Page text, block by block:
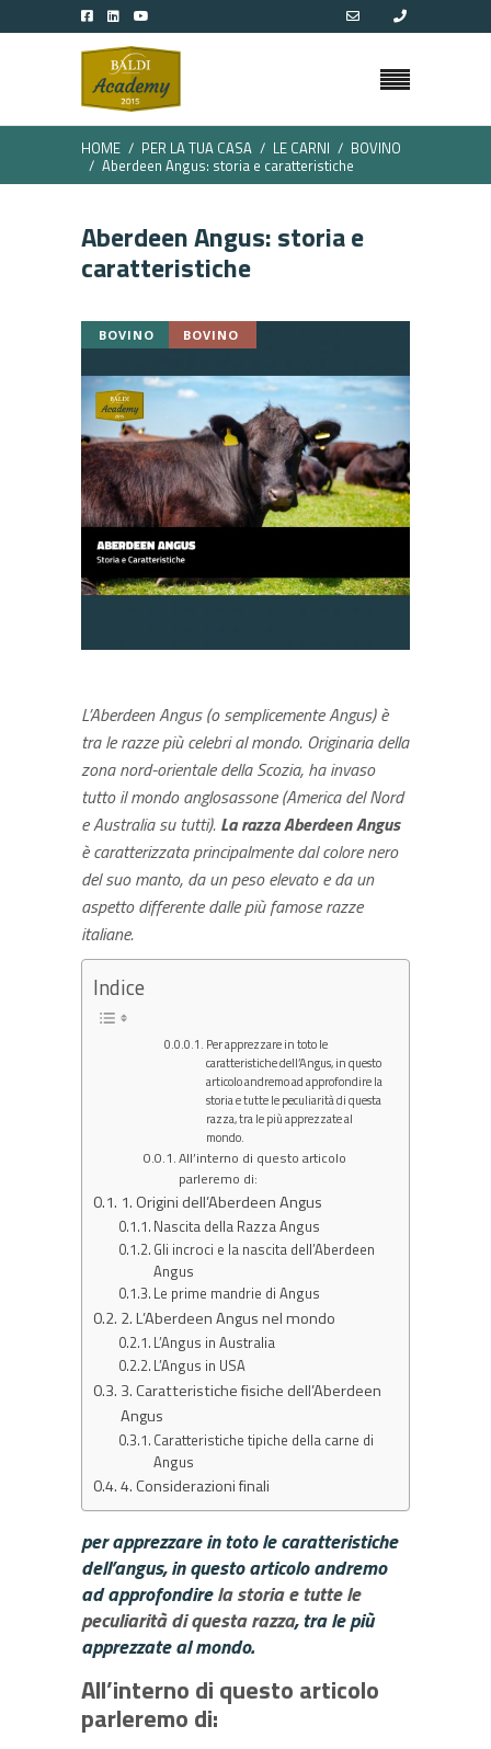
HOME PER LA TUA CASA LE CARNI
BOVINO
Aberdeen Angus: storia e caratteristiche
Aberdeen Angus: storia e
caratteristiche
BOVINO BOVINO
L’Aberdeen Angus (o semplicemente Angus) è
tra le razze più celebri al mondo. Originaria della
zona nord-orientale della Scozia, ha invaso
tutto il mondo anglosassone (America del Nord
e Australia su tutti). La razza Aberdeen Angus
è caratterizzata principalmente dal colore nero
del suo manto, da un peso elevato e da un
aspetto differente dalle più famose razze
italiane.
Indice
Per apprezzare in toto le
caratteristiche dell’Angus, in questo
articolo andremo ad approfondire la
storia e tutte le peculiarità di questa
razza, tra le più apprezzate al
mondo.
All’interno di questo articolo
parleremo di:
1. Origini dell’Aberdeen Angus
Nascita della Razza Angus
Gli incroci e la nascita dell’Aberdeen
Angus
Le prime mandrie di Angus
2. L’Aberdeen Angus nel mondo
L’Angus in Australia
L’Angus in USA
3. Caratteristiche fisiche dell’Aberdeen
Angus
Caratteristiche tipiche della carne di
Angus
4. Considerazioni finali
per apprezzare in toto le caratteristiche
dell’angus, in questo articolo andremo
ad approfondirela storia e tutte le
peculiarità di questa razza, tra le più
apprezzate al mondo.
All’interno di questo articolo
parleremo di: